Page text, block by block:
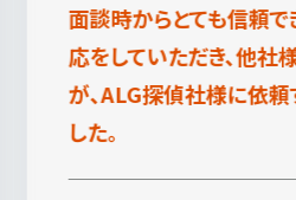
調査の時、リアルタイム
安心しておまかせできま
大変お世話になりました。こ